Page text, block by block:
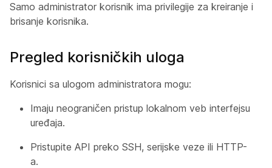
Samo administrator korisnik ima privilegije za kreiranje i
brisanje korisnika.
Pregled korisničkih uloga
Korisnici sa ulogom administratora mogu:
Imaju neograničen pristup lokalnom veb interfejsu
uređaja.
Pristupite API preko SSH, serijske veze ili HTTP-
a.